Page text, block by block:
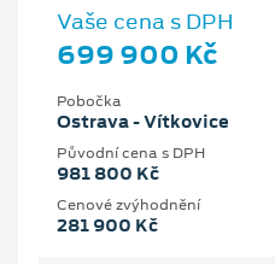
Vaše cena s DPH
699 900 Kč
Pobočka
Ostrava - Vítkovice
Původní cena s DPH
981 800 Kč
Cenové zvýhodnění
281 900 Kč